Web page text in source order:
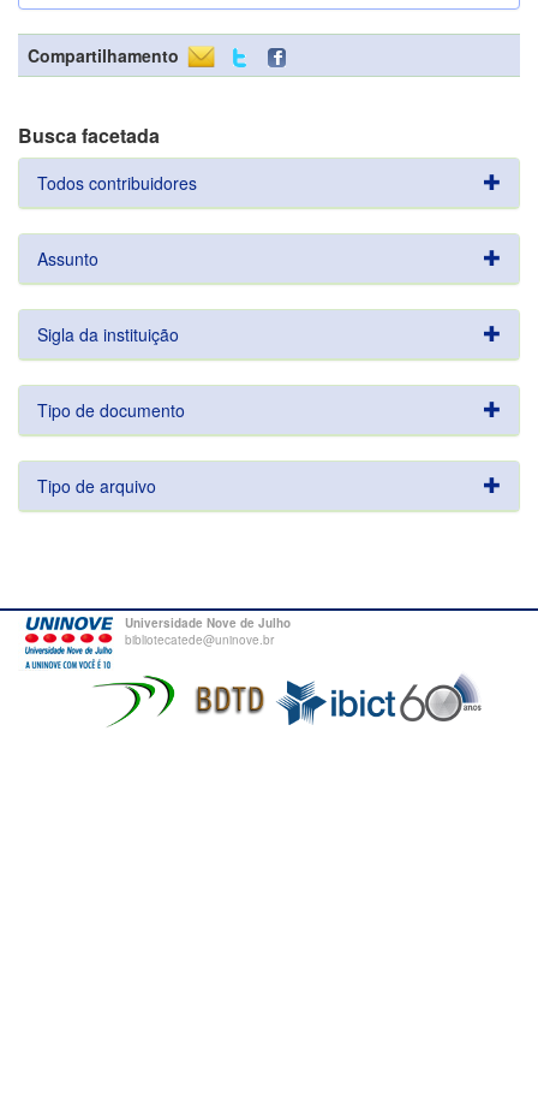
Compartilhamento
Busca facetada
Todos contribuidores
Assunto
Sigla da instituição
Tipo de documento
Tipo de arquivo
Universidade Nove de Julho
bibliotecatede@uninove.br